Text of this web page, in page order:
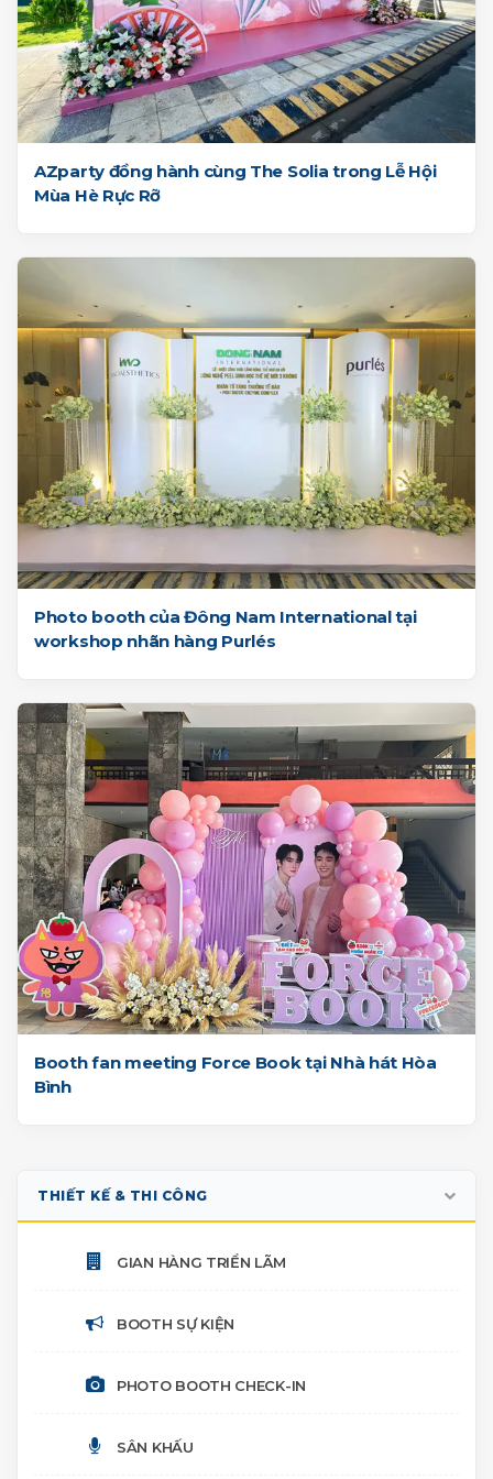
AZparty đồng hành cùng The Solia trong Lễ Hội
Mùa Hè Rực Rỡ
Photo booth của Đông Nam International tại
workshop nhãn hàng Purlés
Booth fan meeting Force Book tại Nhà hát Hòa
Bình
THIẾT KẾ & THI CÔNG
GIAN HÀNG TRIỂN LÃM
BOOTH SỰ KIỆN
PHOTO BOOTH CHECK-IN
SÂN KHẤU